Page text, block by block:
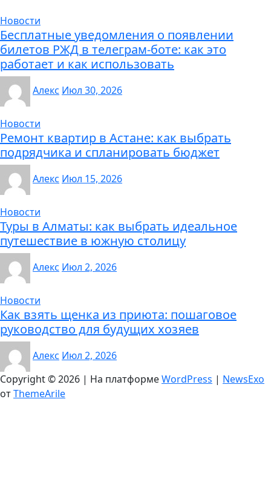
Новости
Бесплатные уведомления о появлении
билетов РЖД в телеграм-боте: как это
работает и как использовать
Алекс Июл 30, 2026
Новости
Ремонт квартир в Астане: как выбрать
подрядчика и спланировать бюджет
Алекс Июл 15, 2026
Новости
Туры в Алматы: как выбрать идеальное
путешествие в южную столицу
Алекс Июл 2, 2026
Новости
Как взять щенка из приюта: пошаговое
руководство для будущих хозяев
Алекс Июл 2, 2026
Copyright © 2026 | На платформеWordPress | NewsExo
отThemeArile